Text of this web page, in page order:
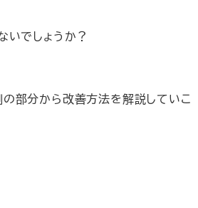
いでしょうか？
部分から改善方法を解説していこ